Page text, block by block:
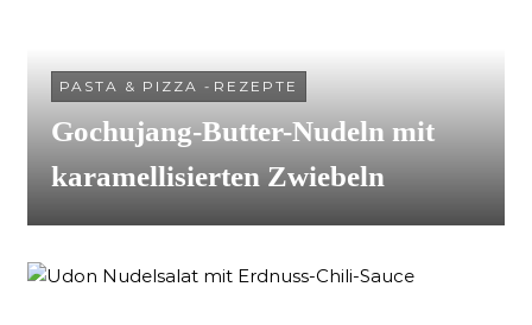
PASTA & PIZZA - REZEPTE
Gochujang-Butter-Nudeln mit
karamellisierten Zwiebeln